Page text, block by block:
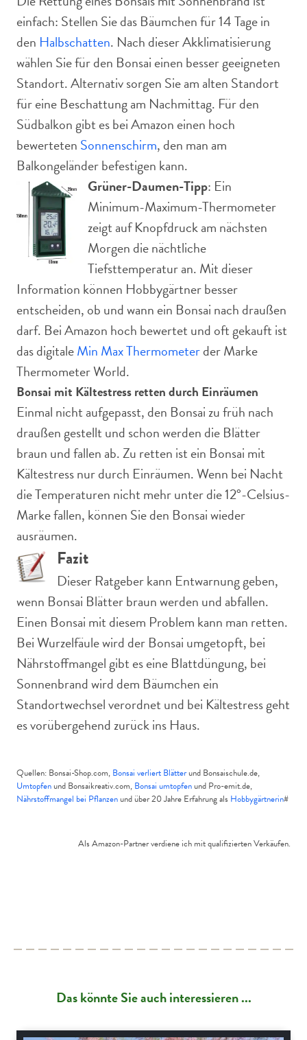
einfach: Stellen Sie das Bäumchen für 14 Tage in
den Halbschatten. Nach dieser Akklimatisierung
wählen Sie für den Bonsai einen besser geeigneten
Standort. Alternativ sorgen Sie am alten Standort
für eine Beschattung am Nachmittag. Für den
Südbalkon gibt es bei Amazon einen hoch
bewerteten Sonnenschirm, den man am
Balkongeländer befestigen kann.
Grüner-Daumen-Tipp: Ein
Minimum-Maximum-Thermometer
zeigt auf Knopfdruck am nächsten
Morgen die nächtliche
Tiefsttemperatur an. Mit dieser
Information können Hobbygärtner besser
entscheiden, ob und wann ein Bonsai nach draußen
darf. Bei Amazon hoch bewertet und oft gekauft ist
das digitaleMin Max Thermometerder Marke
Thermometer World.
Bonsai mit Kältestress retten durch Einräumen
Einmal nicht aufgepasst, den Bonsai zu früh nach
draußen gestellt und schon werden die Blätter
braun und fallen ab. Zu retten ist ein Bonsai mit
Kältestress nur durch Einräumen. Wenn bei Nacht
die Temperaturen nicht mehr unter die 12°-Celsius-
Marke fallen, können Sie den Bonsai wieder
ausräumen.
Fazit
Dieser Ratgeber kann Entwarnung geben,
wenn Bonsai Blätter braun werden und abfallen.
Einen Bonsai mit diesem Problem kann man retten.
Bei Wurzelfäule wird der Bonsai umgetopft, bei
Nährstoffmangel gibt es eine Blattdüngung, bei
Sonnenbrand wird dem Bäumchen ein
Standortwechsel verordnet und bei Kältestress geht
es vorübergehend zurück ins Haus.
Quellen: Bonsai-Shop.com, Bonsai verliert Blätterund Bonsaischule.de,
Umtopfenund Bonsaikreativ.com, Bonsai umtopfenund Pro-emit.de,
Nährstoffmangel bei Pflanzenund über 20 Jahre Erfahrung als Hobbygärtnerin#
Als Amazon-Partner verdiene ich mit qualifizierten Verkäufen.
Das könnte Sie auch interessieren ...